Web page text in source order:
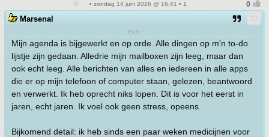
• zondag 14 juni 2026 @ 16:41 • 1
Marsenal
Heh.
Mijn agenda is bijgewerkt en op orde. Alle dingen op m'n to-do
lijstje zijn gedaan. Alledrie mijn mailboxen zijn leeg, maar dan
ook echt leeg. Alle berichten van alles en iedereen in alle apps
die er op mijn telefoon of computer staan, gelezen, beantwoord
en verwerkt. Ik heb oprecht niks lopen. Dit is voor het eerst in
jaren, echt jaren. Ik voel ook geen stress, opeens.
Bijkomend detail: ik heb sinds een paar weken medicijnen voor